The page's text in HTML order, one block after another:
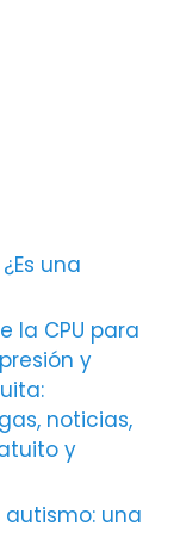
una
la CPU para
y
noticias,
y
una